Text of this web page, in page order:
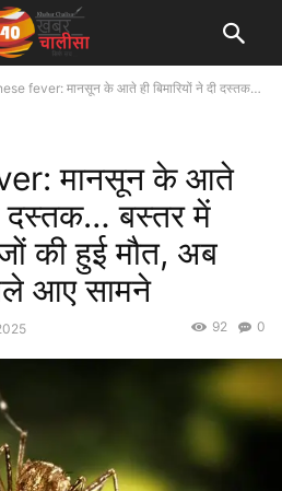
fever: मानसून के आते ही बिमारियों ने दी दस्तक…
मानसून के आते
दस्तक… बस्तर में
की हुई मौत, अब
आए सामने
0
92